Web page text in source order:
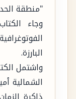
"منطقة
البارزة.
واشتمل
الشمالية